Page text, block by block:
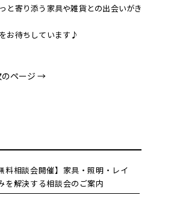
と寄り添う家具や雑貨との出会いがき
お待ちしています♪
のページ →
料相談会開催】家具・照明・レイ
を解決する相談会のご案内